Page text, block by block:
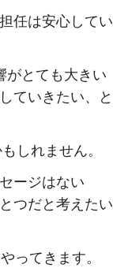
任は安心してい
がとても大きい
ていきたい、と
しれません。
ージはない
つだと考えたい
ってきます。